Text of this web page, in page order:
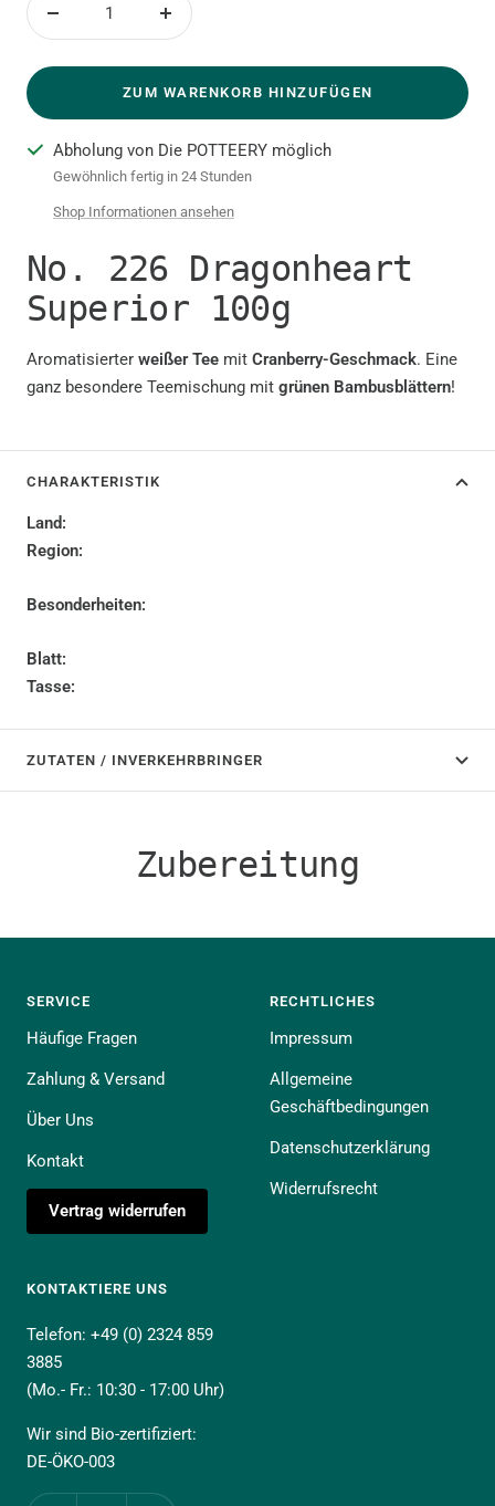
Menge
ZUM WARENKORB HINZUFÜGEN
Abholung von Die POTTEERY möglich
Gewöhnlich fertig in 24 Stunden
Shop Informationen ansehen
No. 226 Dragonheart
Superior 100g
Aromatisierter weißer Tee mit Cranberry-Geschmack. Eine
ganz besondere Teemischung mit grünen Bambusblättern!
CHARAKTERISTIK
Land:
Region:
Besonderheiten:
Blatt:
Tasse:
ZUTATEN / INVERKEHRBRINGER
Zubereitung
SERVICE
Häufige Fragen
Zahlung & Versand
Über Uns
Kontakt
Vertrag widerrufen
RECHTLICHES
Impressum
Allgemeine
Geschäftbedingungen
Datenschutzerklärung
Widerrufsrecht
KONTAKTIERE UNS
Telefon: +49 (0) 2324 859
3885
(Mo.- Fr.: 10:30 - 17:00 Uhr)
Wir sind Bio-zertifiziert:
DE-ÖKO-003